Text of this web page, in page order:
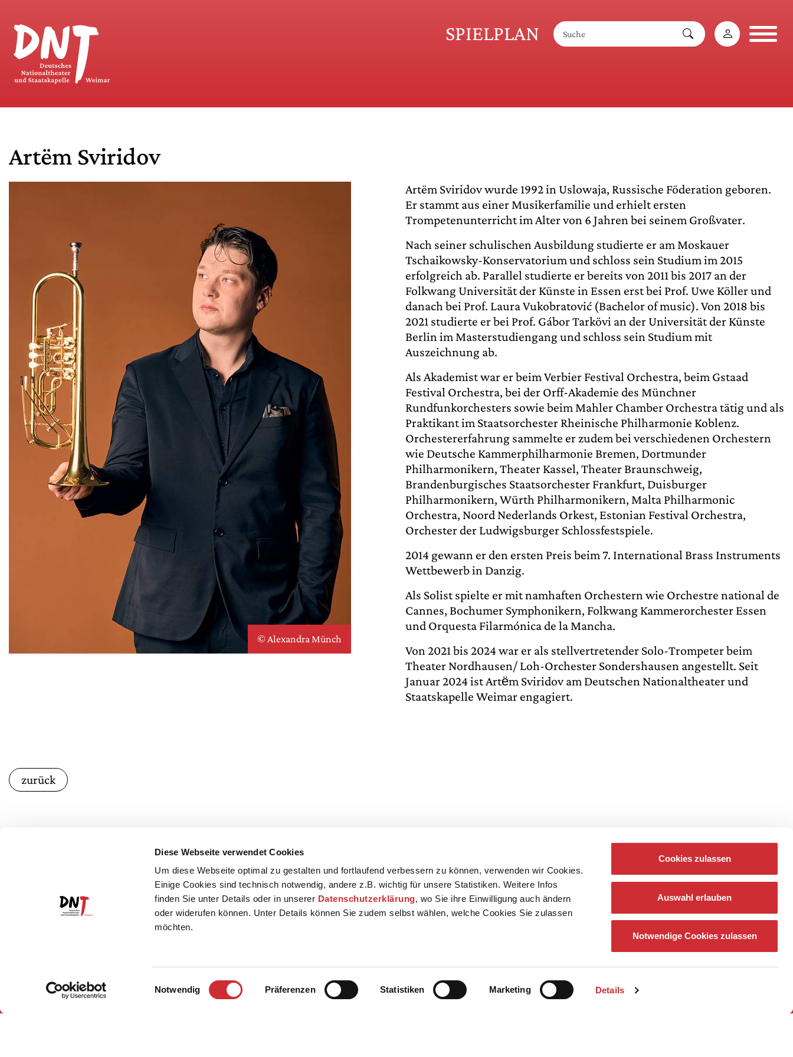
Diese Webseite verwendet Cookies
Um diese Webseite optimal zu gestalten und fortlaufend verbessern zu können, verwenden wir Cookies.
Einige Cookies sind technisch notwendig, andere z.B. wichtig für unsere Statistiken. Weitere Infos
finden Sie unter Details oder in unserer Datenschutzerklärung, wo Sie ihre Einwilligung auch ändern
oder widerufen können. Unter Details können Sie zudem selbst wählen, welche Cookies Sie zulassen
möchten.
Einwilligungsauswahl
Notwendig Präferenzen Statistiken Marketing Details
Cookies zulassen
Auswahl erlauben
Notwendige Cookies zulassen
SPIELPLAN
Artëm Sviridov
© Alexandra Münch
Artëm Sviridov wurde 1992 in Uslowaja, Russische Föderation geboren.
Er stammt aus einer Musikerfamilie und erhielt ersten
Trompetenunterricht im Alter von 6 Jahren bei seinem Großvater.
Nach seiner schulischen Ausbildung studierte er am Moskauer
Tschaikowsky-Konservatorium und schloss sein Studium im 2015
erfolgreich ab. Parallel studierte er bereits von 2011 bis 2017 an der
Folkwang Universität der Künste in Essen erst bei Prof. Uwe Köller und
danach bei Prof. Laura Vukobratović (Bachelor of music). Von 2018 bis
2021 studierte er bei Prof. Gábor Tarkövi an der Universität der Künste
Berlin im Masterstudiengang und schloss sein Studium mit
Auszeichnung ab.
Als Akademist war er beim Verbier Festival Orchestra, beim Gstaad
Festival Orchestra, bei der Orff-Akademie des Münchner
Rundfunkorchesters sowie beim Mahler Chamber Orchestra tätig und als
Praktikant im Staatsorchester Rheinische Philharmonie Koblenz.
Orchestererfahrung sammelte er zudem bei verschiedenen Orchestern
wie Deutsche Kammerphilharmonie Bremen, Dortmunder
Philharmonikern, Theater Kassel, Theater Braunschweig,
Brandenburgisches Staatsorchester Frankfurt, Duisburger
Philharmonikern, Würth Philharmonikern, Malta Philharmonic
Orchestra, Noord Nederlands Orkest, Estonian Festival Orchestra,
Orchester der Ludwigsburger Schlossfestspiele.
2014 gewann er den ersten Preis beim 7. International Brass Instruments
Wettbewerb in Danzig.
Als Solist spielte er mit namhaften Orchestern wie Orchestre national de
Cannes, Bochumer Symphonikern, Folkwang Kammerorchester Essen
und Orquesta Filarmónica de la Mancha.
Von 2021 bis 2024 war er als stellvertretender Solo-Trompeter beim
Theater Nordhausen/ Loh-Orchester Sondershausen angestellt. Seit
Januar 2024 ist Artёm Sviridov am Deutschen Nationaltheater und
Staatskapelle Weimar engagiert.
zurück
Impressum Kontakt Presse AGB Datenschutz Newsletter